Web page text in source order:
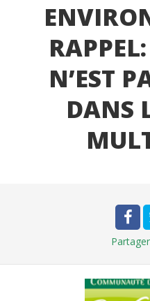
N’EST
DANS
Partager